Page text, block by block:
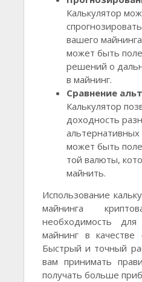
Калькулятор
вашего
может быть
решений о
в майнинг.
Сравнение
Калькулятор
доходность
может быть
той валюты,
майнить.
Использование
майнинга
необходимость
майнинг в качестве
Быстрый и точный
вам принимать
получать больше